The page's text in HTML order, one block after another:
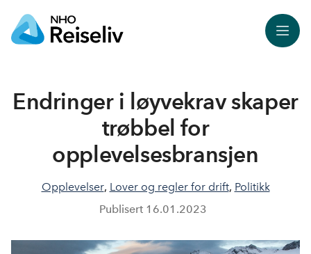
Meny
Endringer i løyvekrav skaper
trøbbel for
opplevelsesbransjen
Opplevelser, Lover og regler for drift, Politikk
Publisert 16.01.2023